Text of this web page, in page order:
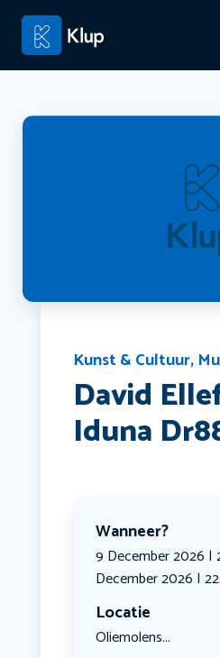
Kunst & Cultuur,
David
Iduna
Wanneer?
9 December 2026
December 2026 |
Locatie
Oliemolens...